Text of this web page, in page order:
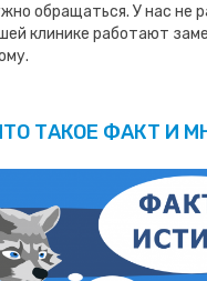
обращаться. У нас не
клинике работают
ТАКОЕ ФАКТ И